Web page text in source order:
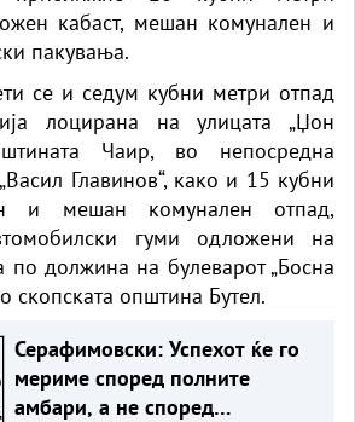
кабаст, мешан комунален и
пакувања.
се и седум кубни метри отпад
лоцирана на улицата „Џон
Чаир, во непосредна
Главинов“, како и 15 кубни
и мешан комунален отпад,
гуми одложени на
должина на булеварот „Босна
скопската општина Бутел.
Серафимовски: Успехот ќе го
мериме според полните
амбари, а не според